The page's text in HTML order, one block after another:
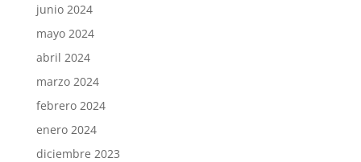
junio 2024
mayo 2024
abril 2024
marzo 2024
febrero 2024
enero 2024
diciembre 2023